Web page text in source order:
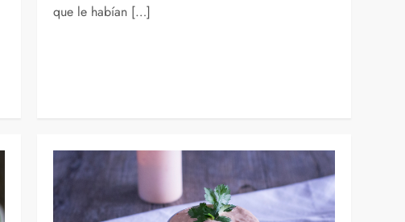
que le habían […]